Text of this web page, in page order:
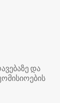
და